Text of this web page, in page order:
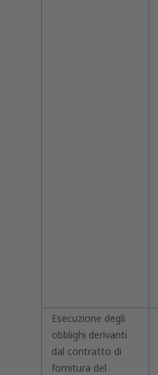
Esecuzione degli
obblighi derivanti
dal contratto di
fornitura del